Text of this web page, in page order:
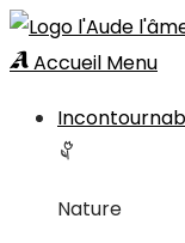
Accueil Menu
Nature